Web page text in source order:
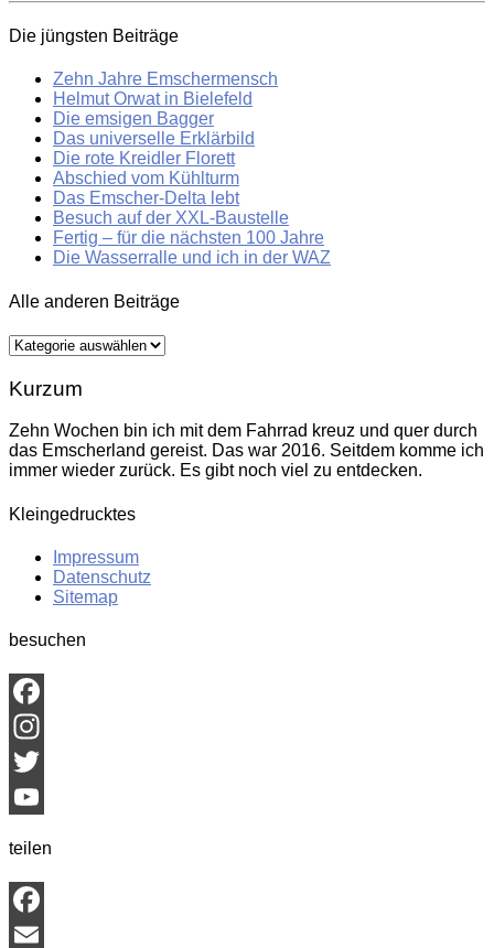
Die jüngsten Beiträge
Zehn Jahre Emschermensch
Helmut Orwat in Bielefeld
Die emsigen Bagger
Das universelle Erklärbild
Die rote Kreidler Florett
Abschied vom Kühlturm
Das Emscher-Delta lebt
Besuch auf der XXL-Baustelle
Fertig – für die nächsten 100 Jahre
Die Wasserralle und ich in der WAZ
Alle anderen Beiträge
Alle
Beiträge
Kurzum
Zehn Wochen bin ich mit dem Fahrrad kreuz und quer durch
das Emscherland gereist. Das war 2016. Seitdem komme ich
immer wieder zurück. Es gibt noch viel zu entdecken.
Kleingedrucktes
Impressum
Datenschutz
Sitemap
besuchen
Facebook
Instagram
Twitter
teilen
Facebook